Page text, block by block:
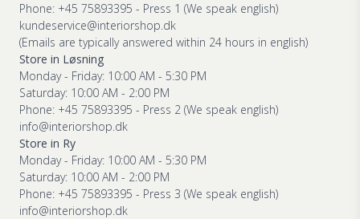
Phone: +45 75893395 - Press 1 (We speak english)
kundeservice@interiorshop.dk
(Emails are typically answered within 24 hours in english)
Store in Løsning
Monday - Friday: 10:00 AM - 5:30 PM
Saturday: 10:00 AM - 2:00 PM
Phone: +45 75893395 - Press 2 (We speak english)
info@interiorshop.dk
Store in Ry
Monday - Friday: 10:00 AM - 5:30 PM
Saturday: 10:00 AM - 2:00 PM
Phone: +45 75893395 - Press 3 (We speak english)
info@interiorshop.dk